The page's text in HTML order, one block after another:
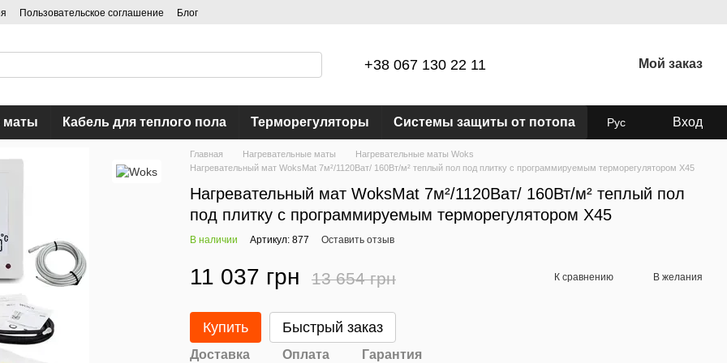
Пользовательское соглашение Блог
+38 067 130 22 11 Мой заказ
маты Кабель для теплого пола Терморегуляторы Системы защиты от потопа Рус Вход
Главная Нагревательные маты
Нагревательные маты Woks
Нагревательный мат WoksMat 7м²/1120Ват/ 160Вт/м² теплый пол под плитку c программируемым терморегулятором Х45
Нагревательный мат WoksMat 7м²/1120Ват/ 160Вт/м² теплый пол
под плитку c программируемым терморегулятором Х45
В наличии Артикул: 877 Оставить отзыв
11 037 грн 13 654 грн К сравнению В желания
Купить Быстрый заказ
Доставка Оплата Гарантия